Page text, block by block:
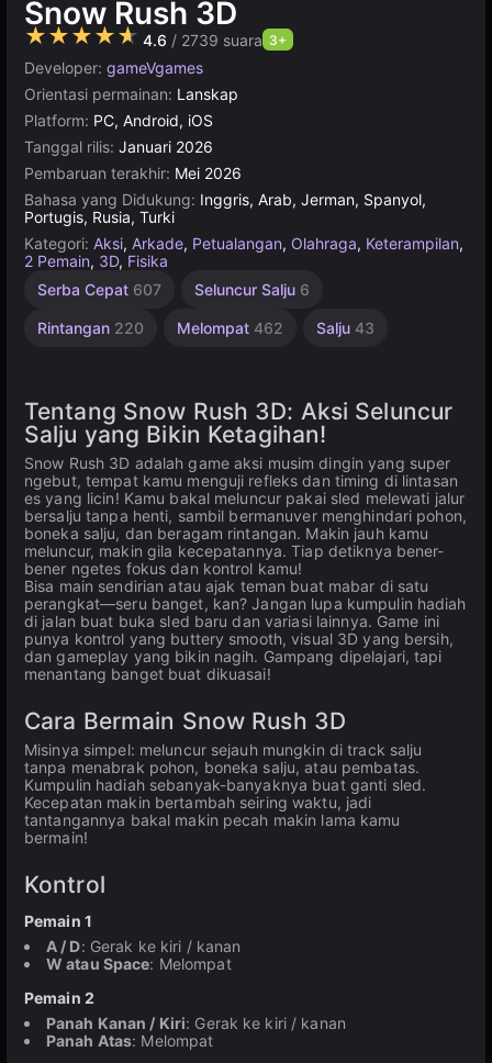
Snow Rush 3D
★★★★★ 4.6 / 2739 suara 3+
Developer: gameVgames
Orientasi permainan: Lanskap
Platform: PC, Android, iOS
Tanggal rilis: Januari 2026
Pembaruan terakhir: Mei 2026
Bahasa yang Didukung: Inggris, Arab, Jerman, Spanyol,
Portugis, Rusia, Turki
Kategori: Aksi, Arkade, Petualangan, Olahraga, Keterampilan,
2 Pemain, 3D, Fisika
Serba Cepat 607 Seluncur Salju 6
Rintangan 220 Melompat 462 Salju 43
Tentang Snow Rush 3D: Aksi Seluncur
Salju yang Bikin Ketagihan!
Snow Rush 3D adalah game aksi musim dingin yang super
ngebut, tempat kamu menguji refleks dan timing di lintasan
es yang licin! Kamu bakal meluncur pakai sled melewati jalur
bersalju tanpa henti, sambil bermanuver menghindari pohon,
boneka salju, dan beragam rintangan. Makin jauh kamu
meluncur, makin gila kecepatannya. Tiap detiknya bener-
bener ngetes fokus dan kontrol kamu!
Bisa main sendirian atau ajak teman buat mabar di satu
perangkat—seru banget, kan? Jangan lupa kumpulin hadiah
di jalan buat buka sled baru dan variasi lainnya. Game ini
punya kontrol yang buttery smooth, visual 3D yang bersih,
dan gameplay yang bikin nagih. Gampang dipelajari, tapi
menantang banget buat dikuasai!
Cara Bermain Snow Rush 3D
Misinya simpel: meluncur sejauh mungkin di track salju
tanpa menabrak pohon, boneka salju, atau pembatas.
Kumpulin hadiah sebanyak-banyaknya buat ganti sled.
Kecepatan makin bertambah seiring waktu, jadi
tantangannya bakal makin pecah makin lama kamu
bermain!
Kontrol
Pemain 1
A / D: Gerak ke kiri / kanan
W atau Space: Melompat
Pemain 2
Panah Kanan / Kiri: Gerak ke kiri / kanan
Panah Atas: Melompat